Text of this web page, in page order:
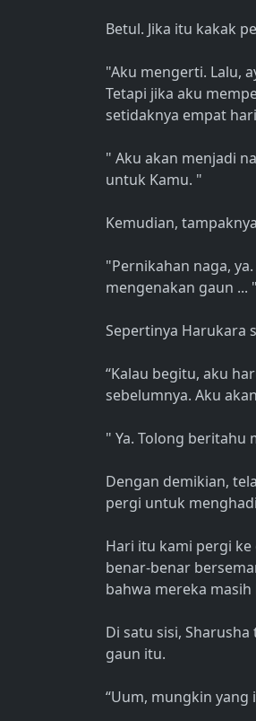
Betul. Jika itu kakak
"Aku mengerti. Lalu,
Tetapi jika aku
setidaknya empat
" Aku akan menjadi
untuk Kamu. "
Kemudian,
"Pernikahan naga,
mengenakan gaun ... "
Sepertinya Harukara
“Kalau begitu, aku
sebelumnya. Aku
" Ya. Tolong beritahu
Dengan demikian,
pergi untuk
Hari itu kami pergi
benar-benar
bahwa mereka
Di satu sisi,
gaun itu.
“Uum, mungkin